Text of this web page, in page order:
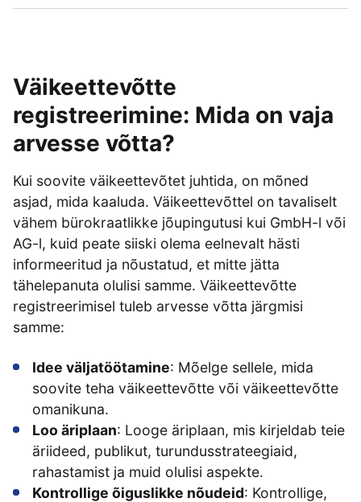
Väikeettevõtte
registreerimine: Mida on vaja
arvesse võtta?
Kui soovite väikeettevõtet juhtida, on mõned
asjad, mida kaaluda. Väikeettevõttel on tavaliselt
vähem bürokraatlikke jõupingutusi kui GmbH-l või
AG-l, kuid peate siiski olema eelnevalt hästi
informeeritud ja nõustatud, et mitte jätta
tähelepanuta olulisi samme. Väikeettevõtte
registreerimisel tuleb arvesse võtta järgmisi
samme:
Idee väljatöötamine: Mõelge sellele, mida
soovite teha väikeettevõtte või väikeettevõtte
omanikuna.
Loo äriplaan: Looge äriplaan, mis kirjeldab teie
äriideed, publikut, turundusstrateegiaid,
rahastamist ja muid olulisi aspekte.
Kontrollige õiguslikke nõudeid: Kontrollige,